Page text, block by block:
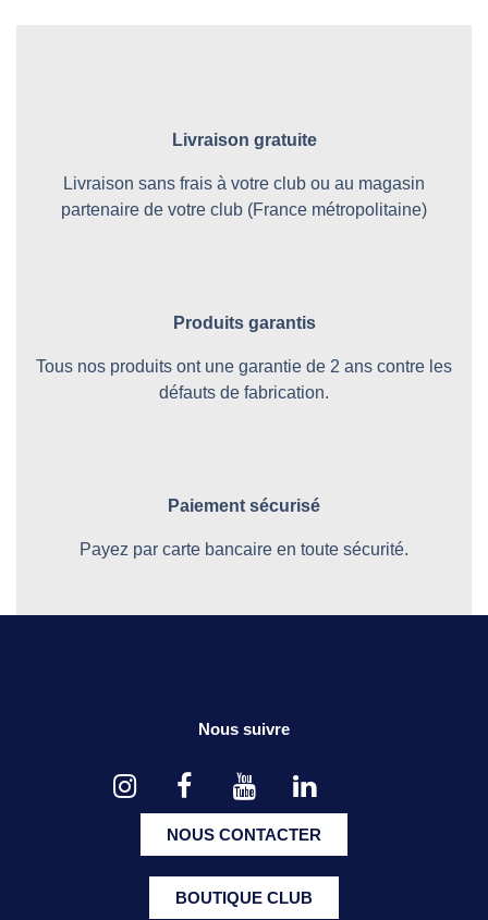
Livraison gratuite
Livraison sans frais à votre club ou au magasin
partenaire de votre club (France métropolitaine)
Produits garantis
Tous nos produits ont une garantie de 2 ans contre les
défauts de fabrication.
Paiement sécurisé
Payez par carte bancaire en toute sécurité.
Nous suivre
NOUS CONTACTER
BOUTIQUE CLUB